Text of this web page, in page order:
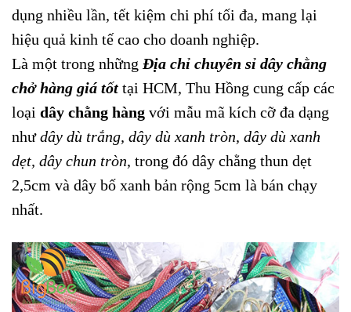
dụng nhiều lần, tết kiệm chi phí tối đa, mang lại
hiệu quả kinh tế cao cho doanh nghiệp.
Là một trong những Địa chỉ chuyên sỉ dây chằng
chở hàng giá tốt tại HCM, Thu Hồng cung cấp các
loại dây chằng hàng với mẫu mã kích cỡ đa dạng
nhưdây dù trắng, dây dù xanh tròn, dây dù xanh
dẹt, dây chun tròn, trong đó dây chằng thun dẹt
2,5cm và dây bố xanh bản rộng 5cm là bán chạy
nhất.